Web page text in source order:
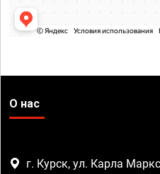
О нас
г. Курск, ул. Карла